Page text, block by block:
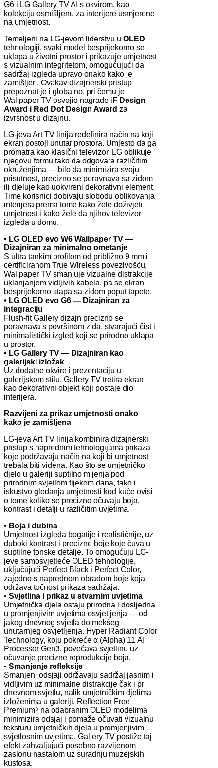
G6 i LG Gallery TV AI s okvirom, kao
kolekciju osmišljenu za interijere usmjerene
na umjetnost.
Temeljeni na LG-jevom liderstvu u OLED
tehnologiji, svaki model besprijekorno se
uklapa u životni prostor i prikazuje umjetnost
s vizualnim integritetom, omogućujući da
sadržaj izgleda upravo onako kako je
zamišljen. Ovakav dizajnerski pristup
prepoznat je i globalno, pri čemu je
Wallpaper TV osvojio nagrade i F Design
Award i Red Dot Design Award za
izvrsnost u dizajnu.
LG-jeva Art TV linija redefinira način na koji
ekran postoji unutar prostora. Umjesto da ga
promatra kao klasični televizor, LG oblikuje
njegovu formu tako da odgovara različitim
okruženjima — bilo da minimizira svoju
prisutnost, precizno se poravnava sa zidom
ili djeluje kao uokvireni dekorativni element.
Time korisnici dobivaju slobodu oblikovanja
interijera prema tome kako žele doživjeti
umjetnost i kako žele da njihov televizor
izgleda u domu.
• LG OLED evo W6 Wallpaper TV —
Dizajniran za minimalno ometanje
S ultra tankim profilom od približno 9 mm i
certificiranom True Wireless povezivošću,
Wallpaper TV smanjuje vizualne distrakcije
uklanjanjem vidljivih kabela, pa se ekran
besprijekorno stapa sa zidom poput tapete.
• LG OLED evo G6 — Dizajniran za
integraciju
Flush-fit Gallery dizajn precizno se
poravnava s površinom zida, stvarajući čist i
minimalistički izgled koji se prirodno uklapa
u prostor.
• LG Gallery TV — Dizajniran kao
galerijski izložak
Uz dodatne okvire i prezentaciju u
galerijskom stilu, Gallery TV tretira ekran
kao dekorativni objekt koji postaje dio
interijera.
Razvijeni za prikaz umjetnosti onako
kako je zamišljena
LG-jeva Art TV linija kombinira dizajnerski
pristup s naprednim tehnologijama prikaza
koje podržavaju način na koji bi umjetnost
trebala biti viđena. Kao što se umjetničko
djelo u galeriji suptilno mijenja pod
prirodnim svjetlom tijekom dana, tako i
iskustvo gledanja umjetnosti kod kuće ovisi
o tome koliko se precizno očuvaju boja,
kontrast i detalji u različitim uvjetima.
• Boja i dubina
Umjetnost izgleda bogatije i realističnije, uz
duboki kontrast i precizne boje koje čuvaju
suptilne tonske detalje. To omogućuju LG-
jeve samosvjetleće OLED tehnologije,
uključujući Perfect Black i Perfect Color,
zajedno s naprednom obradom boje koja
održava točnost prikaza sadržaja.
• Svjetlina i prikaz u stvarnim uvjetima
Umjetnička djela ostaju prirodna i dosljedna
u promjenjivim uvjetima osvjetljenja — od
jakog dnevnog svjetla do mekšeg
unutarnjeg osvjetljenja. Hyper Radiant Color
Technology, koju pokreće α (Alpha) 11 AI
Processor Gen3, povećava svjetlinu uz
očuvanje precizne reprodukcije boja.
• Smanjenje refleksije
Smanjeni odsjaji održavaju sadržaj jasnim i
vidljivim uz minimalne distrakcije čak i pri
dnevnom svjetlu, nalik umjetničkim djelima
izloženima u galeriji. Reflection Free
Premium⁸ na odabranim OLED modelima
minimizira odsjaj i pomaže očuvati vizualnu
teksturu umjetničkih djela u promjenjivim
svjetlosnim uvjetima. Gallery TV postiže taj
efekt zahvaljujući posebno razvijenom
zaslonu nastalom uz suradnju muzejskih
kustosa.